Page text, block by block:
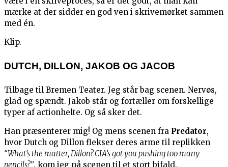
mærke at der sidder en god ven i skrivemørket sammen
med én.
Klip.
DUTCH, DILLON, JAKOB OG JACOB
Tilbage til Bremen Teater. Jeg står bag scenen. Nervøs,
glad og spændt. Jakob står og fortæller om forskellige
typer af actionhelte. Og så sker det.
Han præsenterer mig! Og mens scenen fra Predator,
hvor Dutch og Dillon flekser deres arme til replikken
“What’s the matter, Dillon? CIA’s got you pushing too many
pencils?”, kom jeg på scenen til et stort bifald.